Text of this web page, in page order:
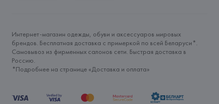
Интернет-магазин одежды, обуви и аксессуаров мировых
брендов. Бесплатная доставка с примеркой по всей Беларуси*.
Самовывоз из фирменных салонов сети. Быстрая доставка в
Россию.
*Подробнее на странице «Доставка и оплата»